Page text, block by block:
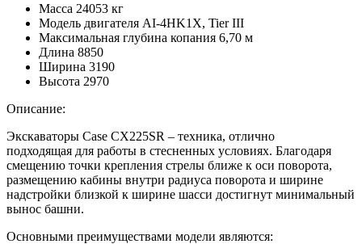
Масса 24053 кг
Модель двигателя AI-4HK1X, Tier III
Максимальная глубина копания 6,70 м
Длина 8850
Ширина 3190
Высота 2970
Описание:
Экскаваторы Case CX225SR – техника, отлично
подходящая для работы в стесненных условиях. Благодаря
смещению точки крепления стрелы ближе к оси поворота,
размещению кабины внутри радиуса поворота и ширине
надстройки близкой к ширине шасси достигнут минимальный
вынос башни.
Основными преимуществами модели являются: